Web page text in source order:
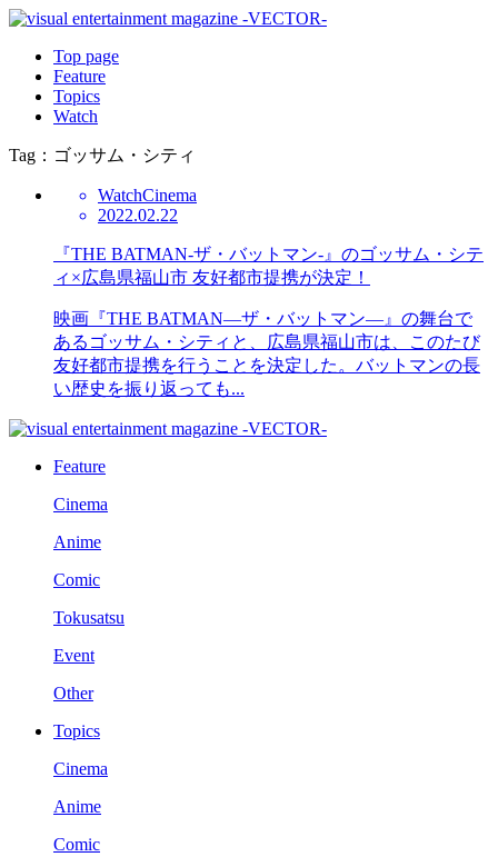
Top page
Feature
Topics
Watch
Tag：ゴッサム・シティ
WatchCinema
2022.02.22
『THE BATMAN-ザ・バットマン-』のゴッサム・シテ
ィ×広島県福山市 友好都市提携が決定！
映画『THE BATMAN―ザ・バットマン―』の舞台で
あるゴッサム・シティと、広島県福山市は、このたび
友好都市提携を行うことを決定した。バットマンの長
い歴史を振り返っても...
Feature
Cinema
Anime
Comic
Tokusatsu
Event
Other
Topics
Cinema
Anime
Comic